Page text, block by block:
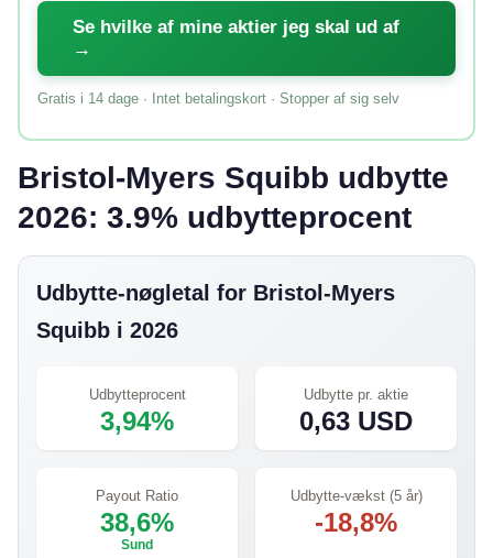
Se hvilke af mine aktier jeg skal ud af
→
Gratis i 14 dage · Intet betalingskort · Stopper af sig selv
Bristol-Myers Squibb udbytte
2026: 3.9% udbytteprocent
Udbytte-nøgletal for Bristol-Myers
Squibb i 2026
Udbytteprocent
3,94%
Udbytte pr. aktie
0,63 USD
Payout Ratio
38,6%
Sund
Udbytte-vækst (5 år)
-18,8%